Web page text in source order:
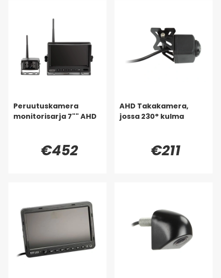
Peruutuskamera
monitorisarja 7"" AHD
€452
AHD Takakamera,
jossa 230° kulma
€211